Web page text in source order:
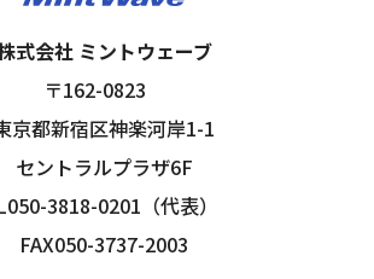
式会社 ミントウェーブ
〒162-0823
京都新宿区神楽河岸1-1
セントラルプラザ6F
3818-0201（代表）
FAX050-3737-2003